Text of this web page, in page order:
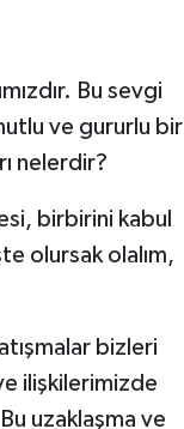
Bu sevgi
ve gururlu bir
nelerdir?
birbirini kabul
olursak olalım,
bizleri
ilişkilerimizde
uzaklaşma ve